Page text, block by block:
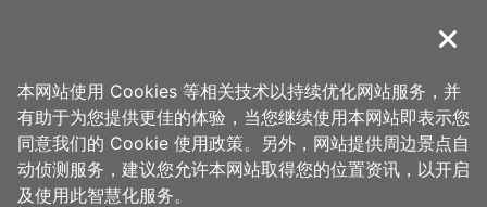
導覽
首页 > 想去的地方 > 住宿 > 日安
日安 周边景点
关闭
本网站使用 Cookies 等相关技术以持续优化网站服务，并
有助于为您提供更佳的体验，当您继续使用本网站即表示您
同意我们的 Cookie 使用政策。另外，网站提供周边景点自
动侦测服务，建议您允许本网站取得您的位置资讯，以开启
及使用此智慧化服务。